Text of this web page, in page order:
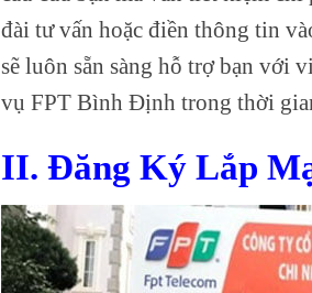
đài tư vấn hoặc điền thông tin
sẽ luôn sẵn sàng hỗ trợ bạn với
vụ FPT Bình Định trong thời
II. Đăng Ký Lắp